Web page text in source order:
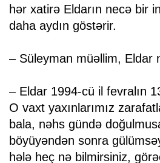
hər xatirə Eldarın necə bir
daha aydın göstərir.
– Süleyman müəllim, Eldar
– Eldar 1994-cü il fevralın
O vaxt yaxınlarımız
bala, nəhs gündə
böyüyəndən sonra
hələ heç nə bilmirsiniz,